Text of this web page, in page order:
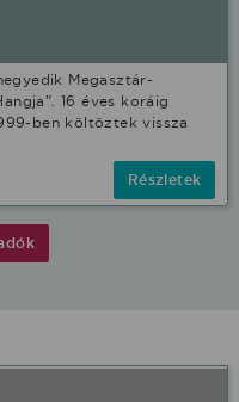
Megasztár-
16 éves koráig
ben költöztek vissza
Részletek